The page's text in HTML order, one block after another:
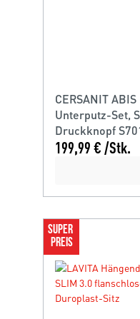
CERSANIT
Unterputz-Set,
Druckknopf
199,99 € /Stk.
SUPER
PREIS